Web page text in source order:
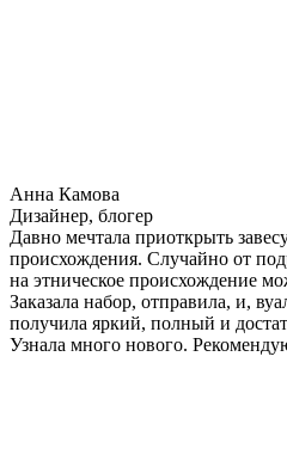
Анна Камова
Дизайнер, блогер
Давно мечтала приоткрыть
происхождения. Случайно от
на этническое происхождение
Заказала набор, отправила, и,
получила яркий, полный и
Узнала много нового.